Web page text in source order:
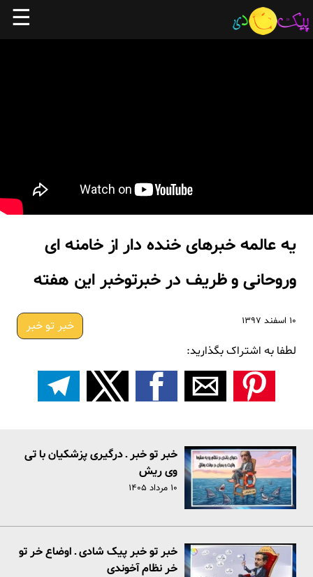
☰
یه عالمه خبرهای خنده دار از خامنه ای
وروحانی و ظریف در خبرتوخبر این هفته
۱۰ اسفند ۱۳۹۷
خبر تو خبر
لطفا به اشتراک بگذارید:
خبر تو خبر ـ درگیری پزشکیان با تی
وی ریش
۱۰ مرداد ۱۴۰۵
خبر تو خبر پیک شادی ـ اوضاع خر تو
خر نظام آخوندی